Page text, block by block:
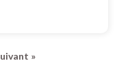
»